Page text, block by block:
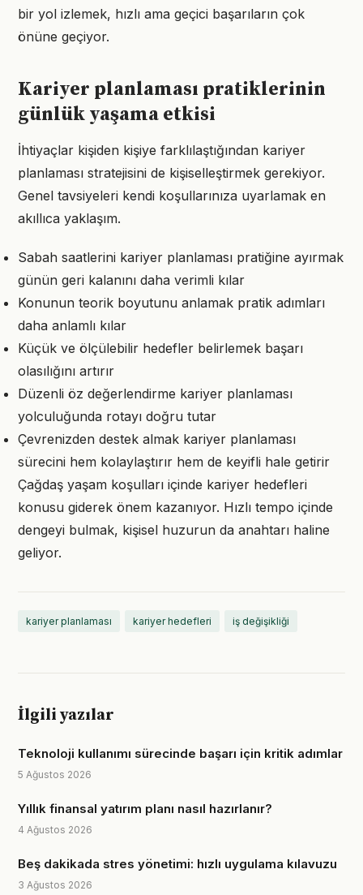
bir yol izlemek, hızlı ama geçici başarıların çok
önüne geçiyor.
Kariyer planlaması pratiklerinin
günlük yaşama etkisi
İhtiyaçlar kişiden kişiye farklılaştığından kariyer
planlaması stratejisini de kişiselleştirmek gerekiyor.
Genel tavsiyeleri kendi koşullarınıza uyarlamak en
akıllıca yaklaşım.
Sabah saatlerini kariyer planlaması pratiğine ayırmak
günün geri kalanını daha verimli kılar
Konunun teorik boyutunu anlamak pratik adımları
daha anlamlı kılar
Küçük ve ölçülebilir hedefler belirlemek başarı
olasılığını artırır
Düzenli öz değerlendirme kariyer planlaması
yolculuğunda rotayı doğru tutar
Çevrenizden destek almak kariyer planlaması
sürecini hem kolaylaştırır hem de keyifli hale getirir
Çağdaş yaşam koşulları içinde kariyer hedefleri
konusu giderek önem kazanıyor. Hızlı tempo içinde
dengeyi bulmak, kişisel huzurun da anahtarı haline
geliyor.
kariyer planlaması kariyer hedefleri iş değişikliği
İlgili yazılar
Teknoloji kullanımı sürecinde başarı için kritik adımlar
5 Ağustos 2026
Yıllık finansal yatırım planı nasıl hazırlanır?
4 Ağustos 2026
Beş dakikada stres yönetimi: hızlı uygulama kılavuzu
3 Ağustos 2026